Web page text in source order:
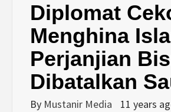
Diplomat
Menghina
Perjanjian
Dibatalkan
By Mustanir Media 11 years